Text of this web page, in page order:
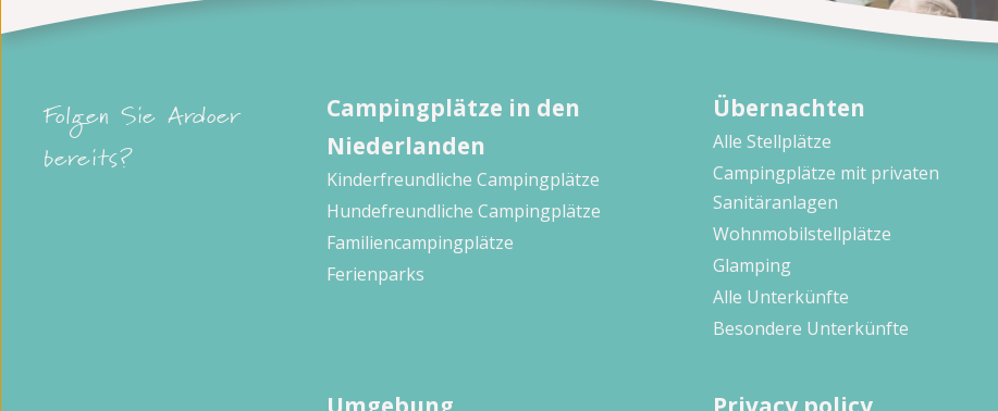
Folgen Sie Ardoer
bereits?
Campingplätze in den
Niederlanden
Kinderfreundliche Campingplätze
Hundefreundliche Campingplätze
Familiencampingplätze
Ferienparks
Übernachten
Alle Stellplätze
Campingplätze mit privaten
Sanitäranlagen
Wohnmobilstellplätze
Glamping
Alle Unterkünfte
Besondere Unterkünfte